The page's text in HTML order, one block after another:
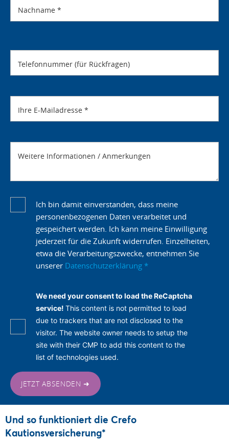
Nachname *
Telefonnummer (für Rückfragen)
Ihre E-Mailadresse *
Weitere Informationen / Anmerkungen
Ich bin damit einverstanden, dass meine
personenbezogenen Daten verarbeitet und
gespeichert werden. Ich kann meine Einwilligung
jederzeit für die Zukunft widerrufen. Einzelheiten,
etwa die Verarbeitungszwecke, entnehmen Sie
unserer Datenschutzerklärung *
We need your consent to load the ReCaptcha
service! This content is not permitted to load
due to trackers that are not disclosed to the
visitor. The website owner needs to setup the
site with their CMP to add this content to the
list of technologies used.
JETZT ABSENDEN ➜
Und so funktioniert die Crefo
Kautionsversicherung*